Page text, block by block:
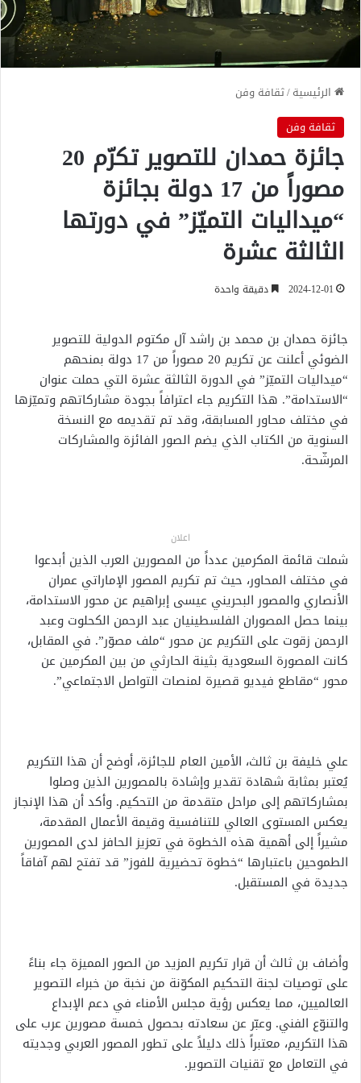
الرئيسية/ثقافة وفن
ثقافة وفن
جائزة حمدان للتصوير تكرّم 20
مصوراً من 17 دولة بجائزة
“ميداليات التميّز” في دورتها
الثالثة عشرة
2024-12-01 دقيقة واحدة
جائزة حمدان بن محمد بن راشد آل مكتوم الدولية للتصوير
الضوئي أعلنت عن تكريم 20 مصوراً من 17 دولة بمنحهم
“ميداليات التميّز” في الدورة الثالثة عشرة التي حملت عنوان
“الاستدامة”. هذا التكريم جاء اعترافاً بجودة مشاركاتهم وتميّزها
في مختلف محاور المسابقة، وقد تم تقديمه مع النسخة
السنوية من الكتاب الذي يضم الصور الفائزة والمشاركات
المرشّحة.
اعلان
شملت قائمة المكرمين عدداً من المصورين العرب الذين أبدعوا
في مختلف المحاور، حيث تم تكريم المصور الإماراتي عمران
الأنصاري والمصور البحريني عيسى إبراهيم عن محور الاستدامة،
بينما حصل المصوران الفلسطينيان عبد الرحمن الكحلوت وعبد
الرحمن زقوت على التكريم عن محور “ملف مصوّر”. في المقابل،
كانت المصورة السعودية بثينة الحارثي من بين المكرمين عن
محور “مقاطع فيديو قصيرة لمنصات التواصل الاجتماعي”.
علي خليفة بن ثالث، الأمين العام للجائزة، أوضح أن هذا التكريم
يُعتبر بمثابة شهادة تقدير وإشادة بالمصورين الذين وصلوا
بمشاركاتهم إلى مراحل متقدمة من التحكيم. وأكد أن هذا الإنجاز
يعكس المستوى العالي للتنافسية وقيمة الأعمال المقدمة،
مشيراً إلى أهمية هذه الخطوة في تعزيز الحافز لدى المصورين
الطموحين باعتبارها “خطوة تحضيرية للفوز” قد تفتح لهم آفاقاً
جديدة في المستقبل.
وأضاف بن ثالث أن قرار تكريم المزيد من الصور المميزة جاء بناءً
على توصيات لجنة التحكيم المكوّنة من نخبة من خبراء التصوير
العالميين، مما يعكس رؤية مجلس الأمناء في دعم الإبداع
والتنوّع الفني. وعبّر عن سعادته بحصول خمسة مصورين عرب على
هذا التكريم، معتبراً ذلك دليلاً على تطور المصور العربي وجديته
في التعامل مع تقنيات التصوير.